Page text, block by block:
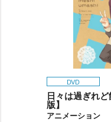
DVD
日々は過ぎれ
版】
アニメーション